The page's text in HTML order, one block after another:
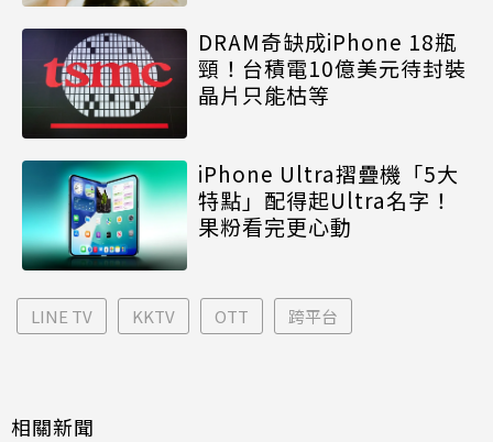
DRAM奇缺成iPhone 18瓶
頸！台積電10億美元待封裝
晶片只能枯等
iPhone Ultra摺疊機「5大
特點」配得起Ultra名字！
果粉看完更心動
LINE TV KKTV OTT 跨平台
相關新聞